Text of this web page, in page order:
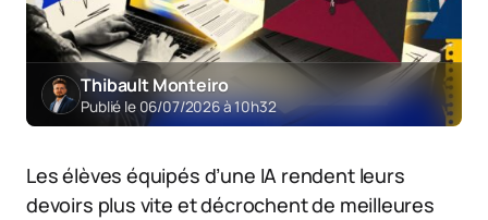
Thibault Monteiro
Publié le 06/07/2026 à 10h32
Les élèves équipés d’une IA rendent leurs
devoirs plus vite et décrochent de meilleures